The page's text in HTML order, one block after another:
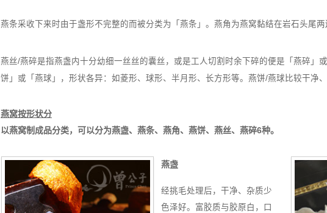
燕条采收下来时由于盏形不完整的而被分类为「燕条」。燕角为燕窝黏结在岩石头尾
燕丝/燕碎是指燕盏内十分幼细一丝丝的囊丝，或是工人切割时余下碎的便是「燕碎」
饼」或「燕球」，形状各异：如菱形、球形、半月形、长方形等。燕饼/燕球比较干净、
燕窝按形状分
以燕窝制成品分类，可以分为燕盏、燕条、燕角、燕饼、燕丝、燕碎6种。
燕盏
经挑毛处理后，干净、杂质少
色泽好。富胶质与胶原白，口